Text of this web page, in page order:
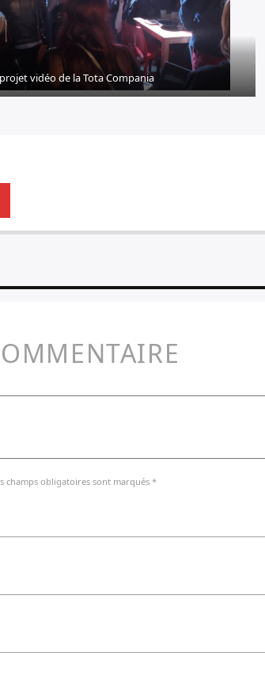
vidéo de la Tota Compania
champs obligatoires sont marqués *